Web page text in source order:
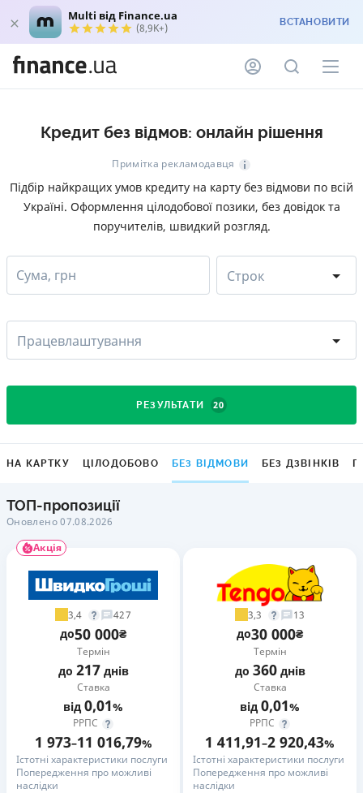
Multi від Finance.ua
(8,9K+) ВСТАНОВИТИ
Кредит без відмов: онлайн рішення
Примітка рекламодавця
Підбір найкращих умов кредиту на карту без відмови по всій
Україні. Оформлення цілодобової позики, без довідок та
поручителів, швидкий розгляд.
Сума, грн Строк
Працевлаштування
РЕЗУЛЬТАТИ 20
НА КАРТКУ ЦІЛОДОБОВО БЕЗ ВІДМОВИ БЕЗ ДЗВІНКІВ
ТОП-пропозиції
Оновлено 07.08.2026
Акція
3,4 427
до50 000₴
Термін
до 217днів
Ставка
від 0,01%
РРПС
1 973–11 016,79%
Істотні характеристики послуги
Попередження про можливі
наслідки
3,3 13
до30 000₴
Термін
до 360днів
Ставка
від 0,01%
РРПС
1 411,91–2 920,43%
Істотні характеристики послуги
Попередження про можливі
наслідки